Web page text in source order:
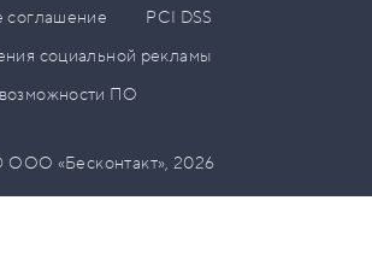
соглашение
PCI DSS
социальной рекламы
ПО
ООО «Бесконтакт»,2026